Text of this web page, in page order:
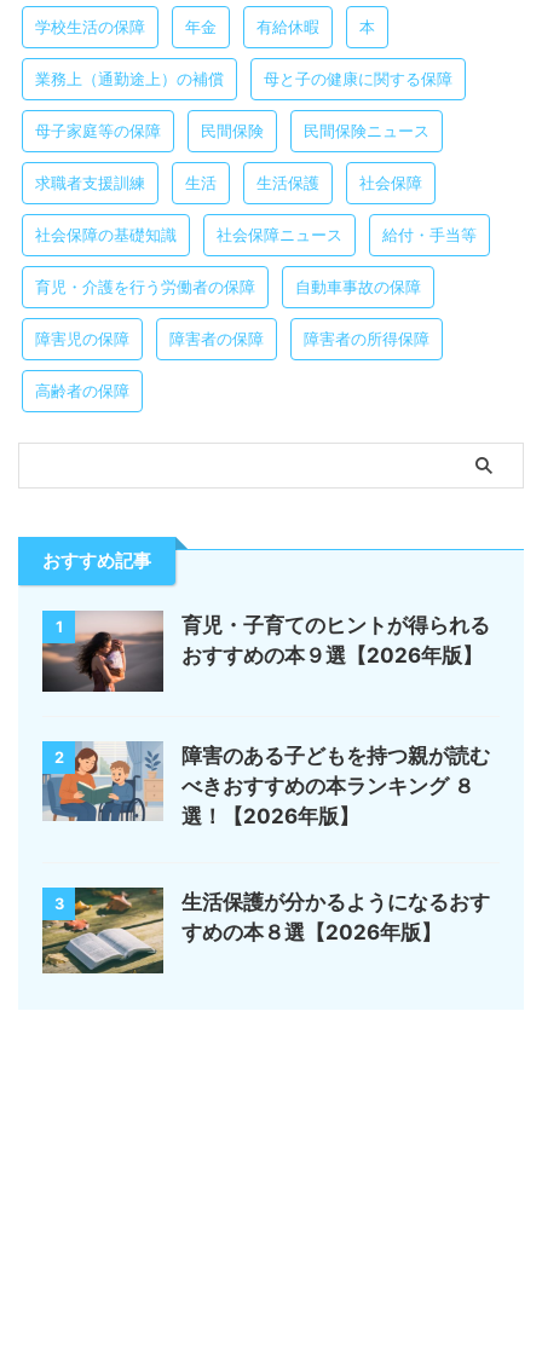
学校生活の保障 年金 有給休暇 本
業務上（通勤途上）の補償 母と子の健康に関する保障
母子家庭等の保障 民間保険 民間保険ニュース
求職者支援訓練 生活 生活保護 社会保障
社会保障の基礎知識 社会保障ニュース 給付・手当等
育児・介護を行う労働者の保障 自動車事故の保障
障害児の保障 障害者の保障 障害者の所得保障
高齢者の保障
おすすめ記事
1
育児・子育てのヒントが得られる
おすすめの本９選【2026年版】
2
障害のある子どもを持つ親が読む
べきおすすめの本ランキング ８
選！【2026年版】
3
生活保護が分かるようになるおす
すめの本８選【2026年版】